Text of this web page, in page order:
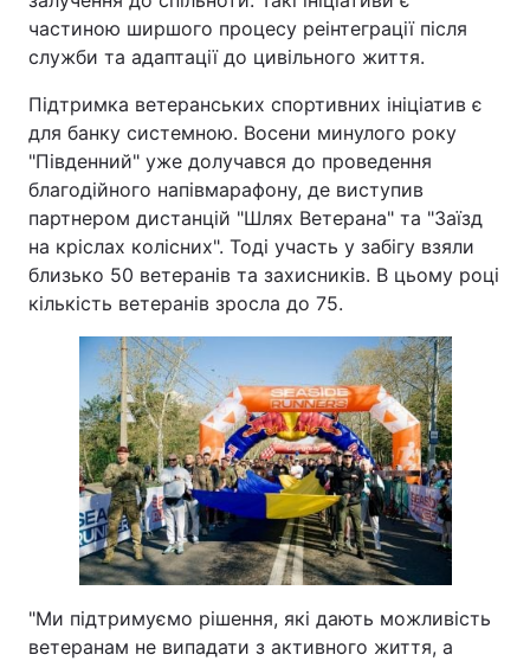
частиною ширшого процесу реінтеграції після
служби та адаптації до цивільного життя.
Підтримка ветеранських спортивних ініціатив є
для банку системною. Восени минулого року
"Південний" уже долучався до проведення
благодійного напівмарафону, де виступив
партнером дистанцій "Шлях Ветерана" та "Заїзд
на кріслах колісних". Тоді участь у забігу взяли
близько 50 ветеранів та захисників. В цьому році
кількість ветеранів зросла до 75.
"Ми підтримуємо рішення, які дають можливість
ветеранам не випадати з активного життя, а